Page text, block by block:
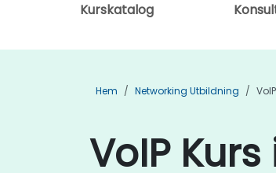
Kurskatalog
Hem Networking Utbildning
VoIP